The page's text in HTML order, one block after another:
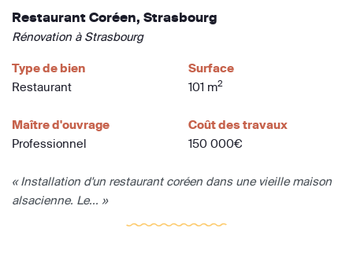
Restaurant Coréen, Strasbourg
Rénovation à Strasbourg
Type de bien
Restaurant
Surface
101 m2
Maître d'ouvrage
Professionnel
Coût des travaux
150 000€
« Installation d'un restaurant coréen dans une vieille maison
alsacienne. Le... »